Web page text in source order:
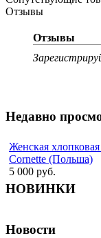
Отзывы
Отзывы
Недавно
Женская
Cornette (Польша)
5 000 руб.
НОВИНКИ
Новости